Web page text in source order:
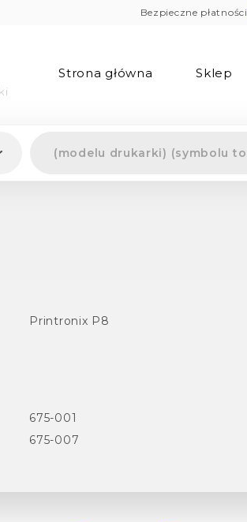
Bezpieczne płatności
Strona główna Sklep
Printronix P8
675-001
675-007